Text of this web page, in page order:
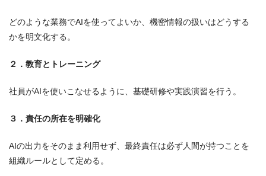
どのような業務でAIを使ってよいか、機密情報の扱いはどうする
かを明文化する。
２．教育とトレーニング
社員がAIを使いこなせるように、基礎研修や実践演習を行う。
３．責任の所在を明確化
AIの出力をそのまま利用せず、最終責任は必ず人間が持つことを
組織ルールとして定める。